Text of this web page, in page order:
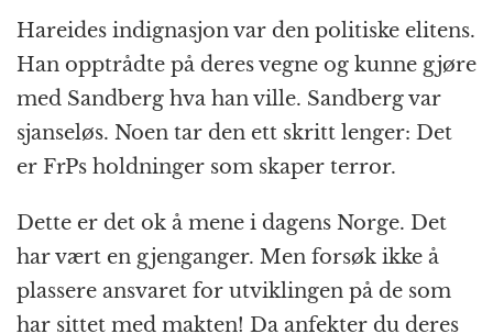
Hareides indignasjon var den politiske elitens.
Han opptrådte på deres vegne og kunne gjøre
med Sandberg hva han ville. Sandberg var
sjanseløs. Noen tar den ett skritt lenger: Det
er FrPs holdninger som skaper terror.
Dette er det ok å mene i dagens Norge. Det
har vært en gjenganger. Men forsøk ikke å
plassere ansvaret for utviklingen på de som
har sittet med makten! Da anfekter du deres